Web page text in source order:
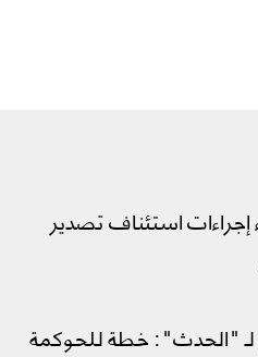
إجراءات استئناف تصدير
لـ "الحدث": خطة للحوكمة